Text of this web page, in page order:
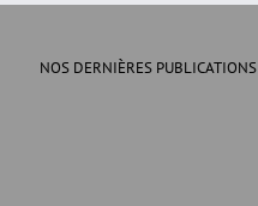
NOS DERNIÈRES PUBLICATIONS